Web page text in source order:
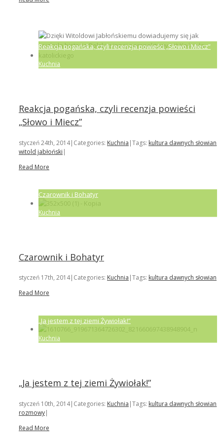
Reakcja pogańska, czyli recenzja powieści „Słowo i Miecz”
Kuchnia
Reakcja pogańska, czyli recenzja powieści
„Słowo i Miecz”
styczeń 24th, 2014| Categories: Kuchnia |Tags: kultura dawnych słowian
witold jabłoński |
Read More
Czarownik i Bohatyr
Kuchnia
Czarownik i Bohatyr
styczeń 17th, 2014| Categories: Kuchnia |Tags: kultura dawnych słowian
Read More
„Ja jestem z tej ziemi Żywiołak!”
Kuchnia
„Ja jestem z tej ziemi Żywiołak!”
styczeń 10th, 2014| Categories: Kuchnia |Tags: kultura dawnych słowian
rozmowy|
Read More